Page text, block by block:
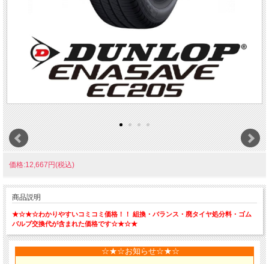
価格:12,667円(税込)
商品説明
★☆★☆わかりやすいコミコミ価格！！ 組換・バランス・廃タイヤ処分料・ゴム
バルブ交換代が含まれた価格です☆★☆★
☆★☆お知らせ☆★☆